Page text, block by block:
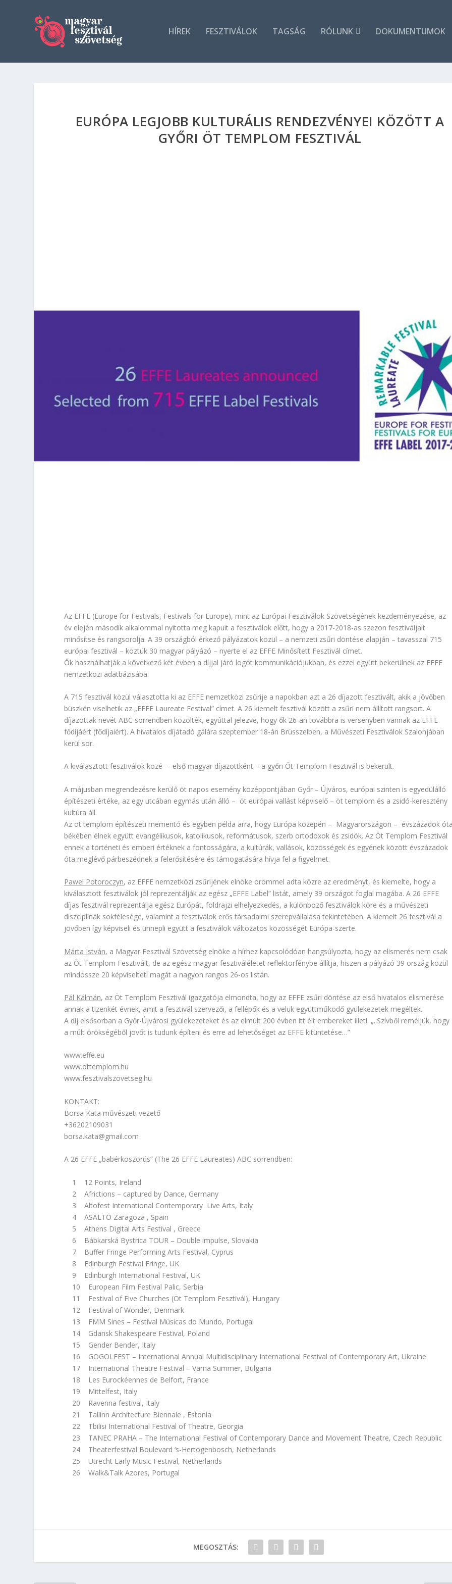
HÍREK FESZTIVÁLOK TAGSÁG RÓLUNK DOKUMENTUMOK
EURÓPA LEGJOBB KULTURÁLIS RENDEZVÉNYEI KÖZÖTT A
GYŐRI ÖT TEMPLOM FESZTIVÁL
Az EFFE (Europe for Festivals, Festivals for Europe), mint az Európai Fesztiválok Szövetségének kezdeményezése, az
év elején második alkalommal nyitotta meg kapuit a fesztiválok előtt, hogy a 2017-2018-as szezon fesztiváljait
minősítse és rangsorolja. A 39 országból érkező pályázatok közül – a nemzeti zsűri döntése alapján – tavasszal 715
európai fesztivál – köztük 30 magyar pályázó – nyerte el az EFFE Minősített Fesztivál címet.
Ők használhatják a következő két évben a díjjal járó logót kommunikációjukban, és ezzel együtt bekerülnek az EFFE
nemzetközi adatbázisába.
A 715 fesztivál közül választotta ki az EFFE nemzetközi zsűrije a napokban azt a 26 díjazott fesztivált, akik a jövőben
büszkén viselhetik az „EFFE Laureate Festival” címet. A 26 kiemelt fesztivál között a zsűri nem állított rangsort. A
díjazottak nevét ABC sorrendben közölték, egyúttal jelezve, hogy ők 26-an továbbra is versenyben vannak az EFFE
fődíjáért (fődíjaiért). A hivatalos díjátadó gálára szeptember 18-án Brüsszelben, a Művészeti Fesztiválok Szalonjában
kerül sor.
A kiválasztott fesztiválok közé – első magyar díjazottként – a győri Öt Templom Fesztivál is bekerült.
A májusban megrendezésre kerülő öt napos esemény középpontjában Győr – Újváros, európai szinten is egyedülálló
építészeti értéke, az egy utcában egymás után álló – öt európai vallást képviselő – öt templom és a zsidó-keresztény
kultúra áll.
Az öt templom építészeti mementó és egyben példa arra, hogy Európa közepén – Magyarországon – évszázadok
békében élnek együtt evangélikusok, katolikusok, reformátusok, szerb ortodoxok és zsidók. Az Öt Templom Fesztivál
ennek a történeti és emberi értéknek a fontosságára, a kultúrák, vallások, közösségek és egyének között évszázadok
óta meglévő párbeszédnek a felerősítésére és támogatására hívja fel a figyelmet.
Pawel Potoroczyn, az EFFE nemzetközi zsűrijének elnöke örömmel adta közre az eredményt, és kiemelte, hogy a
kiválasztott fesztiválok jól reprezentálják az egész „EFFE Label” listát, amely 39 országot foglal magába. A 26 EFFE
díjas fesztivál reprezentálja egész Európát, földrajzi elhelyezkedés, a különböző fesztiválok köre és a művészeti
diszciplínák sokfélesége, valamint a fesztiválok erős társadalmi szerepvállalása tekintetében. A kiemelt 26 fesztivál a
jövőben így képviseli és ünnepli együtt a fesztiválok változatos közösségét Európa-szerte.
Márta István, a Magyar Fesztivál Szövetség elnöke a hírhez kapcsolódóan hangsúlyozta, hogy az elismerés nem csak
az Öt Templom Fesztivált, de az egész magyar fesztiváléletet reflektorfénybe állítja, hiszen a pályázó 39 ország közül
mindössze 20 képviselteti magát a nagyon rangos 26-os listán.
Pál Kálmán, az Öt Templom Fesztivál igazgatója elmondta, hogy az EFFE zsűri döntése az első hivatalos elismerése
annak a tizenkét évnek, amit a fesztivál szervezői, a fellépők és a velük együttműködő gyülekezetek megéltek.
A díj elsősorban a Győr-Újvárosi gyülekezeteket és az elmúlt 200 évben itt élt embereket illeti. „..Szívből reméljük, hogy
a múlt örökségéből jövőt is tudunk építeni és erre ad lehetőséget az EFFE kitüntetése…”
www.effe.eu
www.ottemplom.hu
www.fesztivalszovetseg.hu
KONTAKT:
Borsa Kata művészeti vezető
+36202109031
borsa.kata@gmail.com
A 26 EFFE „babérkoszorús” (The 26 EFFE Laureates) ABC sorrendben:
1 12 Points, Ireland
2 Africtions – captured by Dance, Germany
3 Altofest International Contemporary Live Arts, Italy
4 ASALTO Zaragoza , Spain
5 Athens Digital Arts Festival , Greece
6 Bábkarská Bystrica TOUR – Double impulse, Slovakia
7 Buffer Fringe Performing Arts Festival, Cyprus
8 Edinburgh Festival Fringe, UK
9 Edinburgh International Festival, UK
10 European Film Festival Palic, Serbia
11 Festival of Five Churches (Öt Templom Fesztivál), Hungary
12 Festival of Wonder, Denmark
13 FMM Sines – Festival Músicas do Mundo, Portugal
14 Gdansk Shakespeare Festival, Poland
15 Gender Bender, Italy
16 GOGOLFEST – International Annual Multidisciplinary International Festival of Contemporary Art, Ukraine
17 International Theatre Festival – Varna Summer, Bulgaria
18 Les Eurockéennes de Belfort, France
19 Mittelfest, Italy
20 Ravenna festival, Italy
21 Tallinn Architecture Biennale , Estonia
22 Tbilisi International Festival of Theatre, Georgia
23 TANEC PRAHA – The International Festival of Contemporary Dance and Movement Theatre, Czech Republic
24 Theaterfestival Boulevard ‘s-Hertogenbosch, Netherlands
25 Utrecht Early Music Festival, Netherlands
26 Walk&Talk Azores, Portugal
MEGOSZTÁS: